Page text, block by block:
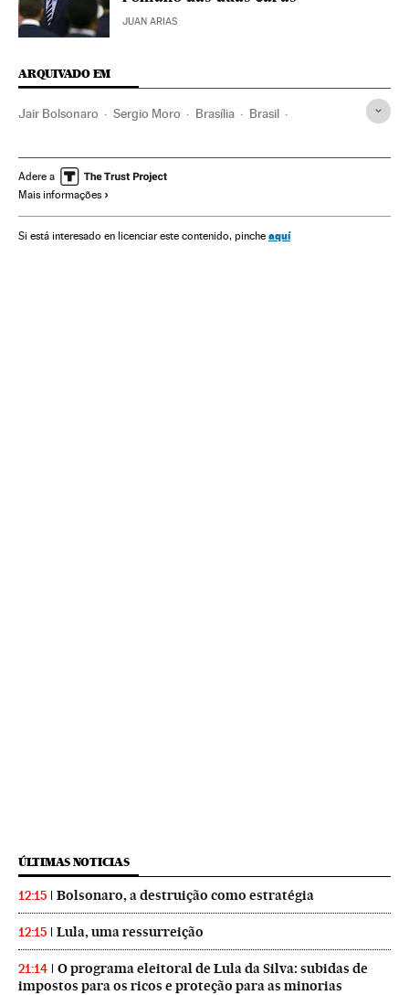
JUAN ARIAS
ARQUIVADO EM
Jair Bolsonaro Sergio Moro Brasília Brasil
Operação Lava Jato Corrupção política
Presidência Brasil
Adere a
Mais informações
Si está interesado en licenciar este contenido, pinche aquí
ÚLTIMAS NOTICIAS
12:15 Bolsonaro, a destruição como estratégia
12:15 Lula, uma ressurreição
21:14
O programa eleitoral de Lula da Silva: subidas de
impostos para os ricos e proteção para as minorias